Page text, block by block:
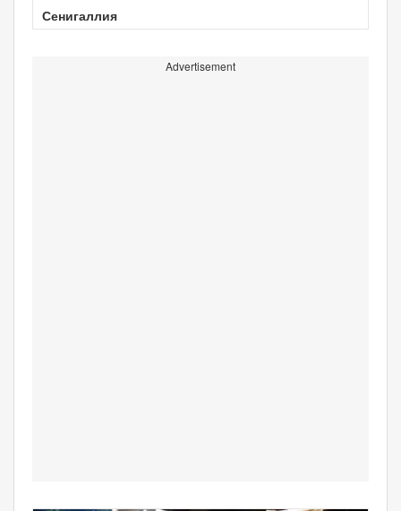
Сенигаллия
Advertisement